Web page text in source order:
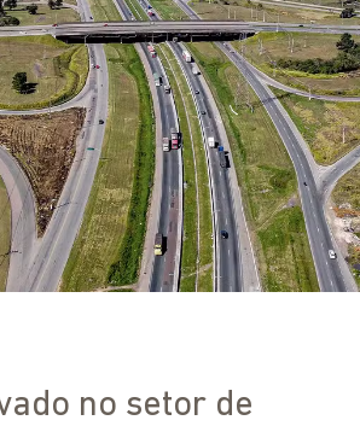
no setor de